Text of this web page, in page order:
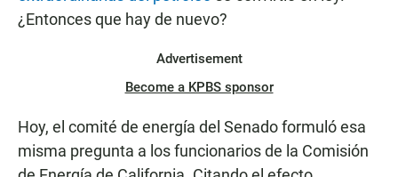
¿Entonces que hay de nuevo?
Advertisement
Become a KPBS sponsor
Hoy, el comité de energía del Senado formuló esa
misma pregunta a los funcionarios de la Comisión